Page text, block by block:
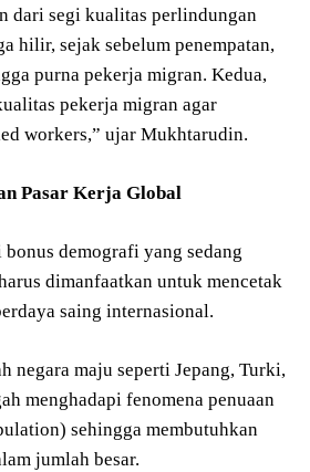
dari segi kualitas perlindungan
hilir, sejak sebelum penempatan,
purna pekerja migran. Kedua,
pekerja migran agar
workers,” ujar Mukhtarudin.
Pasar Kerja Global
demografi yang sedang
dimanfaatkan untuk mencetak
saing internasional.
negara maju seperti Jepang, Turki,
menghadapi fenomena penuaan
sehingga membutuhkan
jumlah besar.